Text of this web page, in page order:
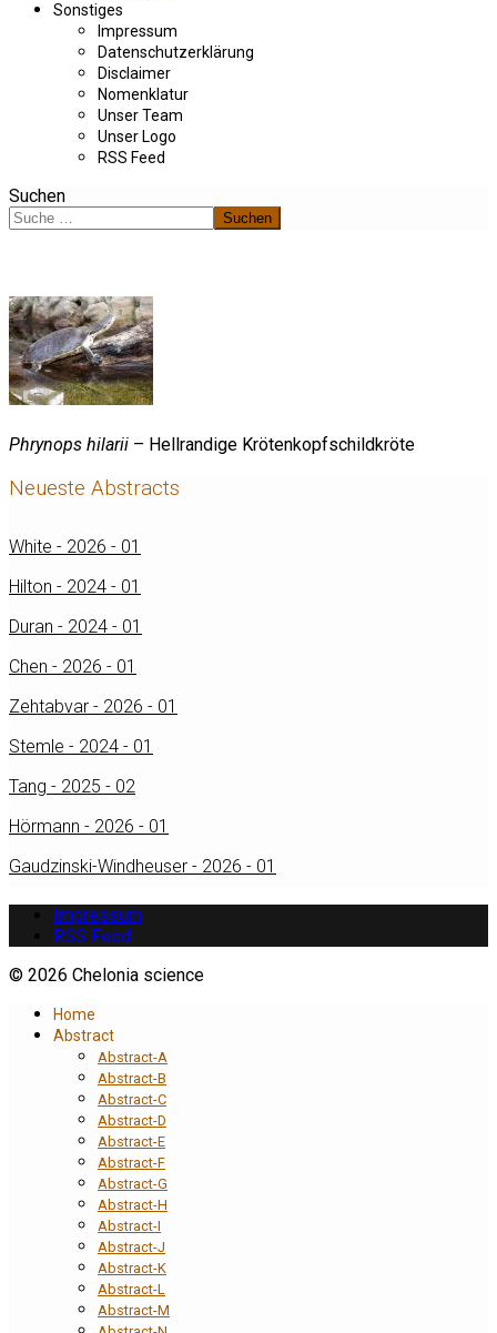
Sonstiges
Impressum
Datenschutzerklärung
Disclaimer
Nomenklatur
Unser Team
Unser Logo
RSS Feed
Suchen
Suchen
Phrynops hilarii – Hellrandige Krötenkopfschildkröte
Neueste Abstracts
White - 2026 - 01
Hilton - 2024 - 01
Duran - 2024 - 01
Chen - 2026 - 01
Zehtabvar - 2026 - 01
Stemle - 2024 - 01
Tang - 2025 - 02
Hörmann - 2026 - 01
Gaudzinski-Windheuser - 2026 - 01
Impressum
RSS Feed
© 2026 Chelonia science
Home
Abstract
Abstract-A
Abstract-B
Abstract-C
Abstract-D
Abstract-E
Abstract-F
Abstract-G
Abstract-H
Abstract-I
Abstract-J
Abstract-K
Abstract-L
Abstract-M